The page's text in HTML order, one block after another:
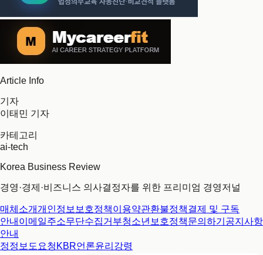
Article Info
기자
이태민 기자
카테고리
ai-tech
Korea Business Review
경영·경제·비즈니스 의사결정자를 위한 프리미엄 경영저널
매체소개개인정보보호정책이용약관환불정책결제 및 구독
안내 이메일주소무단수집거부청소년보호정책문의하기 공지사항
안내
정정보도요청 KBR언론윤리강령